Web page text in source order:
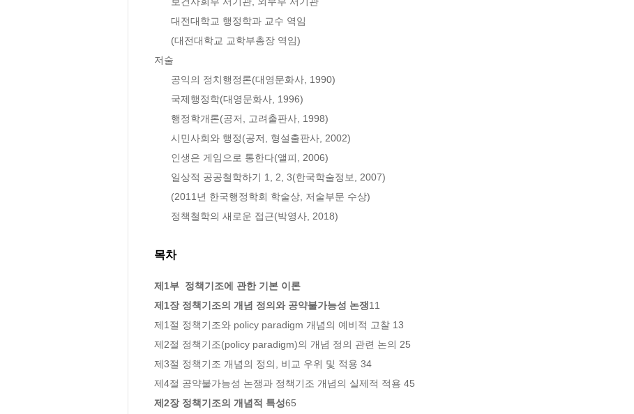
저술
      정책철학의 새로운 접근(박영사, 2018)
목차
제1부  정책기조에 관한 기본 이론
제1장 정책기조의 개념 정의와 공약불가능성 논쟁11
제1절 정책기조와 policy paradigm 개념의 예비적 고찰 13
제2절 정책기조(policy paradigm)의 개념 정의 관련 논의 25
제3절 정책기조 개념의 정의, 비교 우위 및 적용 34
제2장 정책기조의 개념적 특성65